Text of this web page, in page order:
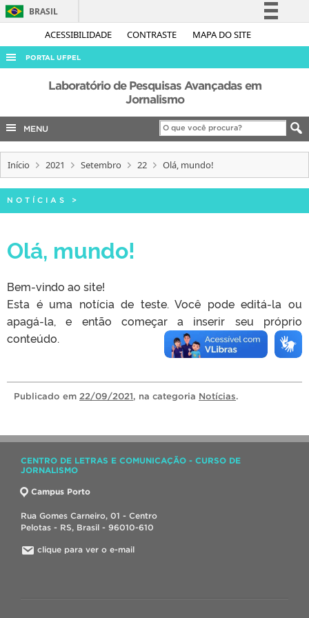
ACESSIBILIDADE CONTRASTE MAPA DO SITE
BRASIL
Simplifique!
Acesso à informação
Legislação
Canais
PORTAL UFPEL
ACESSO À INFORMAÇÃO
COBALTO
CONCURSOS
INTERNACIONAL
PORTARIAS
Laboratório de Pesquisas Avançadas em
Jornalismo
MENU
Início 2021 Setembro 22 Olá, mundo!
NOTÍCIAS >
Olá, mundo!
Bem-vindo ao site!
Esta é uma notícia de teste. Você pode editá-la ou
apagá-la, e então começar a inserir seu próprio
conteúdo.
Publicado em 22/09/2021, na categoria Notícias.
CENTRO DE LETRAS E COMUNICAÇÃO - CURSO DE
JORNALISMO
Campus Porto
Rua Gomes Carneiro, 01 - Centro
Pelotas - RS, Brasil - 96010-610
clique para ver o e-mail